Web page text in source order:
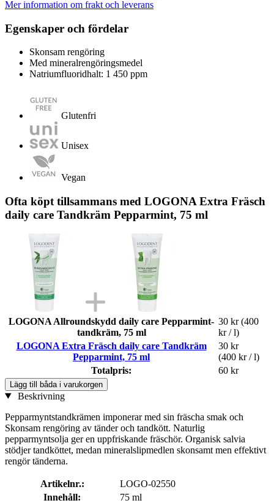
Mer information om frakt och leverans
Egenskaper och fördelar
Skonsam rengöring
Med mineralrengöringsmedel
Natriumfluoridhalt: 1 450 ppm
Glutenfri
Unisex
Vegan
Ofta köpt tillsammans med LOGONA Extra Fräsch
daily care Tandkräm Pepparmint, 75 ml
LOGONA Allroundskydd daily care Pepparmint-
tandkräm, 75 ml
30 kr (400
kr / l)
LOGONA Extra Fräsch daily care Tandkräm
Pepparmint, 75 ml
30 kr
(400 kr / l)
Totalpris:
60 kr
Lägg till båda i varukorgen
Beskrivning
Pepparmyntstandkrämen imponerar med sin fräscha smak och
Skonsam rengöring av tänder och tandkött. Naturlig
pepparmyntsolja ger en uppfriskande fräschör. Organisk salvia
stödjer tandköttet, medan mineralslipmedlen skonsamt men effektivt
rengör tänderna.
Artikelnr.:
LOGO-02550
Innehåll:
75 ml